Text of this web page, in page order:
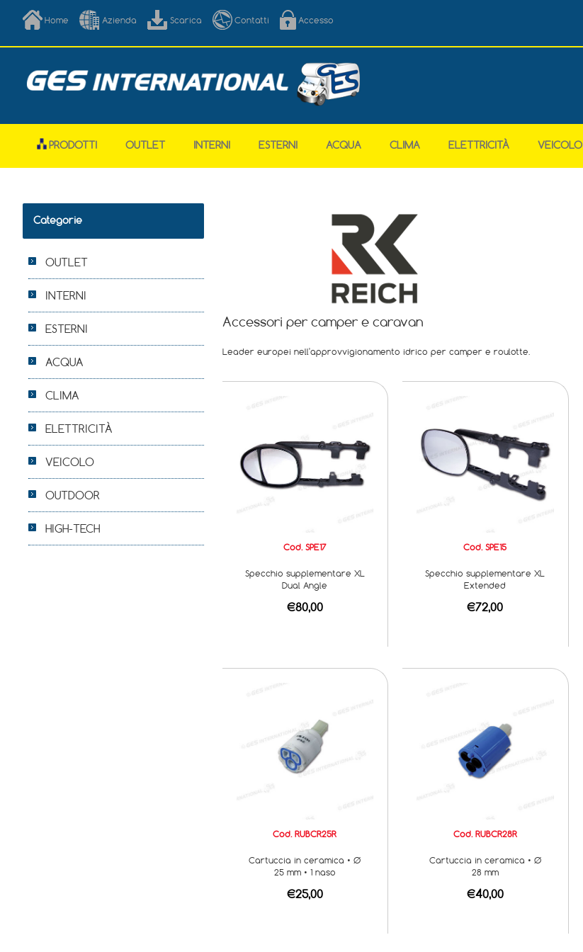
Home Azienda Scarica Contatti Accesso
PRODOTTI OUTLET INTERNI ESTERNI ACQUA CLIMA ELETTRICITÀ VEICOLO
Accessori per camper e caravan
Leader europei nell'approvvigionamento idrico per camper e roulotte.
Cod. SPE17
Specchio supplementare XL
Dual Angle
€80,00
Cod. SPE15
Specchio supplementare XL
Extended
€72,00
Cod. RUBCR25R
Cartuccia in ceramica • Ø
25 mm • 1 naso
€25,00
Cod. RUBCR28R
Cartuccia in ceramica • Ø
28 mm
€40,00
Categorie
OUTLET
INTERNI
ESTERNI
ACQUA
CLIMA
ELETTRICITÀ
VEICOLO
OUTDOOR
HIGH-TECH